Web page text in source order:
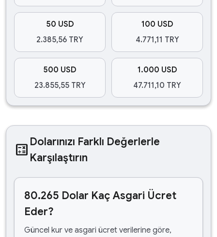
50 USD
2.385,56 TRY
100 USD
4.771,11 TRY
500 USD
23.855,55 TRY
1.000 USD
47.711,10 TRY
calculate Dolarınızı Farklı Değerlerle
Karşılaştırın
80.265 Dolar Kaç Asgari Ücret
Eder?
Güncel kur ve asgari ücret verilerine göre,